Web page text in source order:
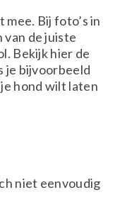
Bij foto’s in
de juiste
Bekijk hier de
je bijvoorbeeld
hond wilt laten
niet eenvoudig